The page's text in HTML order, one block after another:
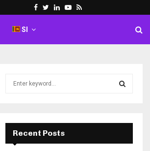
Facebook
Twitter
LinkedinYoutube
Rss
SI
E
A
Recent Posts